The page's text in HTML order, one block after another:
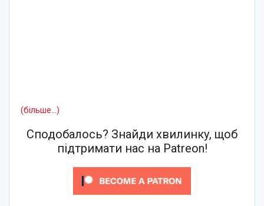
(більше…)
Сподобалось? Знайди хвилинку, щоб
підтримати нас на Patreon!